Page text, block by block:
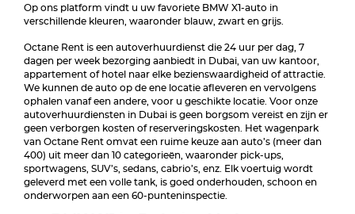
Op ons platform vindt u uw favoriete BMW X1-auto in
verschillende kleuren, waaronder blauw, zwart en grijs.
Octane Rent is een autoverhuurdienst die 24 uur per dag, 7
dagen per week bezorging aanbiedt in Dubai, van uw kantoor,
appartement of hotel naar elke bezienswaardigheid of attractie.
We kunnen de auto op de ene locatie afleveren en vervolgens
ophalen vanaf een andere, voor u geschikte locatie. Voor onze
autoverhuurdiensten in Dubai is geen borgsom vereist en zijn er
geen verborgen kosten of reserveringskosten. Het wagenpark
van Octane Rent omvat een ruime keuze aan auto’s (meer dan
400) uit meer dan 10 categorieën, waaronder pick-ups,
sportwagens, SUV’s, sedans, cabrio’s, enz. Elk voertuig wordt
geleverd met een volle tank, is goed onderhouden, schoon en
onderworpen aan een 60-punteninspectie.